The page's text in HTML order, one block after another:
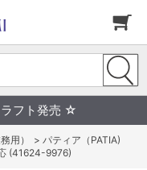
フト発売 ☆
用） > パティア（PATIA)
(41624-9976)